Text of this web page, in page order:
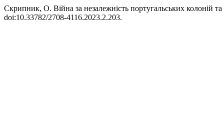
Скрипник, О. Війна за незалежність португальських колоній
doi:10.33782/2708-4116.2023.2.203.